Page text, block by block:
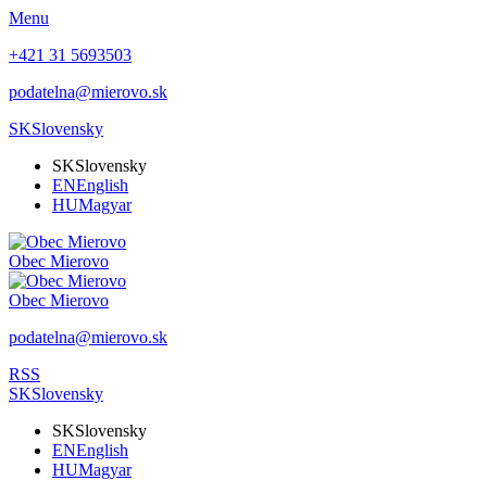
Menu
+421 31 5693503
podatelna@mierovo.sk
SKSlovensky
SKSlovensky
ENEnglish
HUMagyar
Obec Mierovo
Obec Mierovo
podatelna@mierovo.sk
RSS
SKSlovensky
SKSlovensky
ENEnglish
HUMagyar